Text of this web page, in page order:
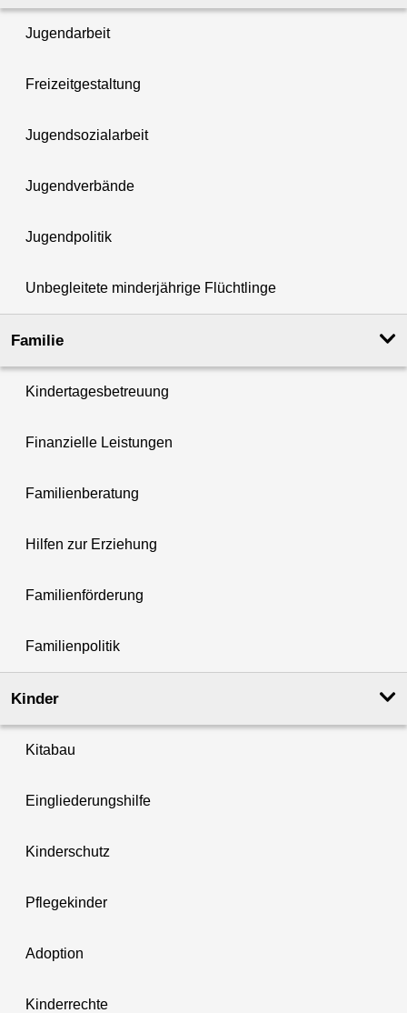
Jugendarbeit
Freizeitgestaltung
Jugendsozialarbeit
Jugendverbände
Jugendpolitik
Unbegleitete minderjährige Flüchtlinge
Familie
Kindertagesbetreuung
Finanzielle Leistungen
Familienberatung
Hilfen zur Erziehung
Familienförderung
Familienpolitik
Kinder
Kitabau
Eingliederungshilfe
Kinderschutz
Pflegekinder
Adoption
Kinderrechte